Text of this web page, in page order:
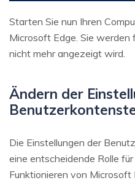
Starten Sie nun Ihren
Microsoft Edge. Sie werden
nicht mehr angezeigt wird.
Ändern der
Die Einstellungen der
eine entscheidende Rolle
Funktionieren von Microsoft